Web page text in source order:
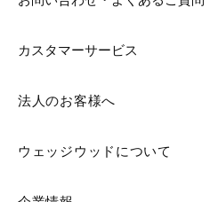
カスタマーサービス
法人のお客様へ
ウェッジウッドについて